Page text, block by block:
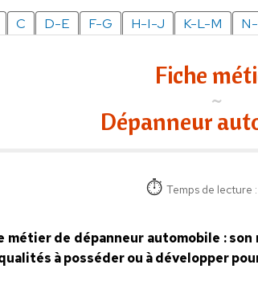
C D-E F-G H-I-J K-L-M
Fiche
Dépanneur
Temps de lecture
métier de dépanneur automobile :
à posséder ou à développer